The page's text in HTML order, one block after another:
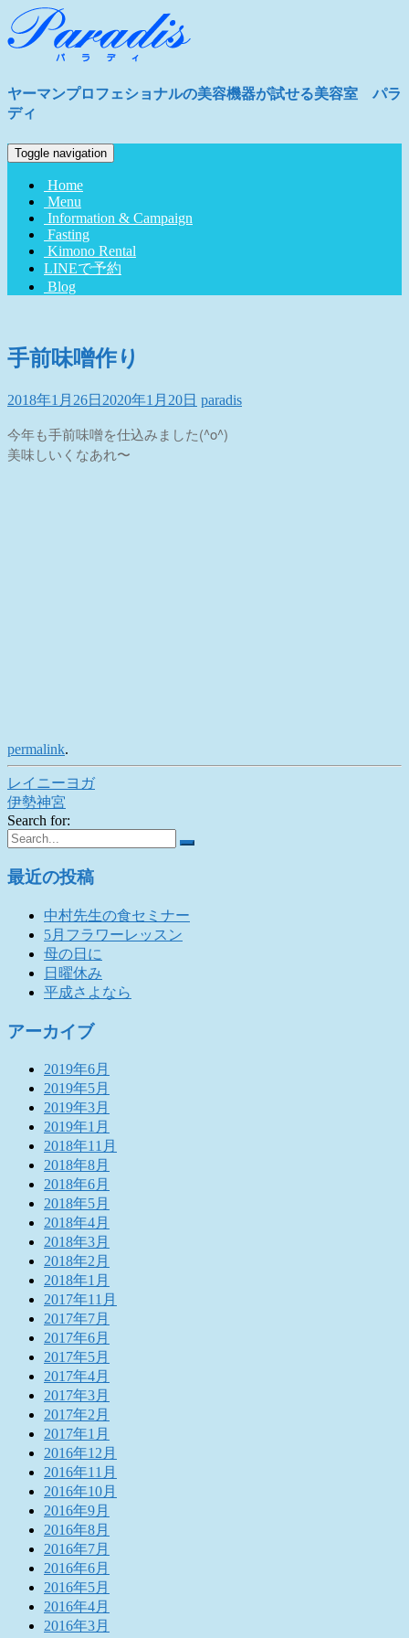
ヤーマンプロフェショナルの美容機器が試せる美容室 パラ
ディ
Toggle navigation
Home
Menu
Information & Campaign
Fasting
Kimono Rental
LINEで予約
Blog
手前味噌作り
2018年1月26日 2020年1月20日 paradis
今年も手前味噌を仕込みました(^o^)
美味しいくなあれ〜
permalink.
Post
navigation
レイニーヨガ
伊勢神宮
Search for:
最近の投稿
中村先生の食セミナー
5月フラワーレッスン
母の日に
日曜休み
平成さよなら
アーカイブ
2019年6月
2019年5月
2019年3月
2019年1月
2018年11月
2018年8月
2018年6月
2018年5月
2018年4月
2018年3月
2018年2月
2018年1月
2017年11月
2017年7月
2017年6月
2017年5月
2017年4月
2017年3月
2017年2月
2017年1月
2016年12月
2016年11月
2016年10月
2016年9月
2016年8月
2016年7月
2016年6月
2016年5月
2016年4月
2016年3月